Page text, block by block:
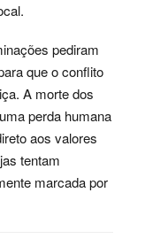
pediram
que o conflito
A morte dos
perda humana
aos valores
tentam
marcada por